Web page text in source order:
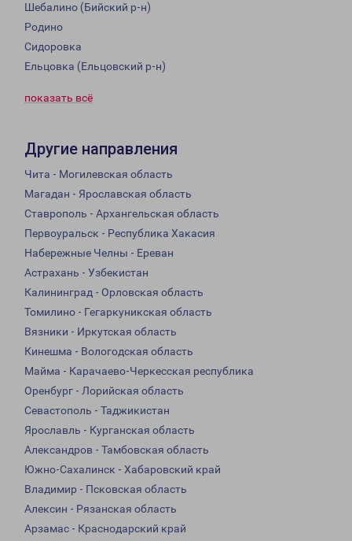
Шебалино (Бийский р-н)
Родино
Сидоровка
Ельцовка (Ельцовский р-н)
показать всё
Другие направления
Чита - Могилевская область
Магадан - Ярославская область
Ставрополь - Архангельская область
Первоуральск - Республика Хакасия
Набережные Челны - Ереван
Астрахань - Узбекистан
Калининград - Орловская область
Томилино - Гегаркуникская область
Вязники - Иркутская область
Кинешма - Вологодская область
Майма - Карачаево-Черкесская республика
Оренбург - Лорийская область
Севастополь - Таджикистан
Ярославль - Курганская область
Александров - Тамбовская область
Южно-Сахалинск - Хабаровский край
Владимир - Псковская область
Алексин - Рязанская область
Арзамас - Краснодарский край